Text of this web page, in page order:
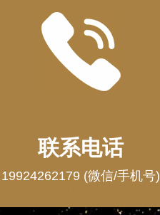
联系电话
19924262179 (微信/手机号)